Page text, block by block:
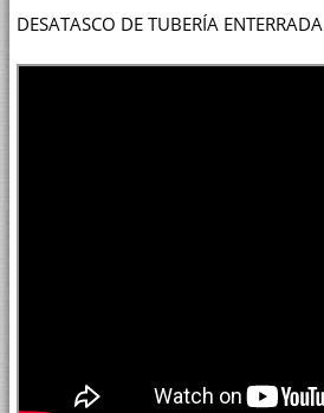
DESATASCO DE TUBERÍA ENTERRADA